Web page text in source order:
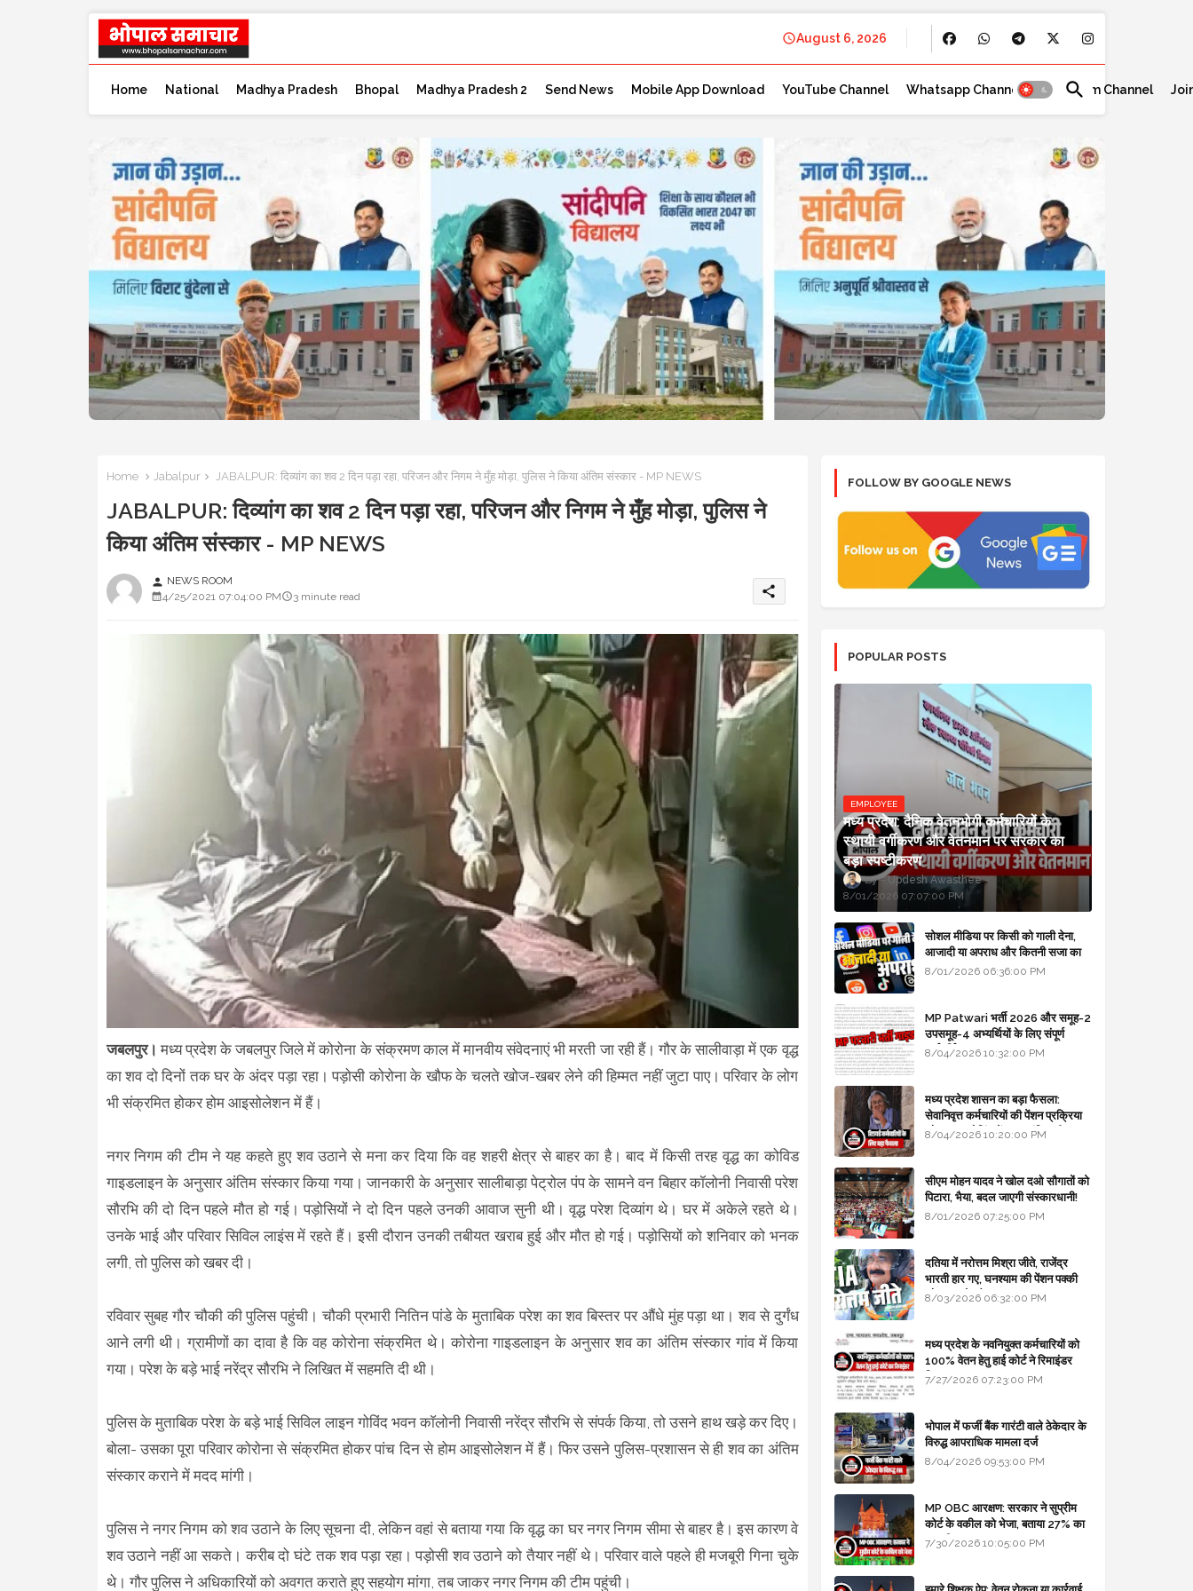
August 6, 2026
Home National Madhya Pradesh Bhopal Madhya Pradesh 2 Send News Mobile App Download YouTube Channel Whatsapp Channel Telegram Channel
Home Jabalpur JABALPUR: दिव्यांग का शव 2 दिन पड़ा रहा, परिजन और निगम ने मुँह मोड़ा, पुलिस ने किया अंतिम संस्कार - MP NEWS
JABALPUR: दिव्यांग का शव 2 दिन पड़ा रहा, परिजन और निगम ने मुँह मोड़ा, पुलिस ने
किया अंतिम संस्कार - MP NEWS
person NEWS ROOM
4/25/2021 07:04:00 PM
3 minute read share
जबलपुर। मध्य प्रदेश के जबलपुर जिले में कोरोना के संक्रमण काल में मानवीय संवेदनाएं भी मरती जा रही हैं। गौर के सालीवाड़ा में एक वृद्ध
का शव दो दिनों तक घर के अंदर पड़ा रहा। पड़ाेसी कोरोना के खौफ के चलते खोज-खबर लेने की हिम्मत नहीं जुटा पाए। परिवार के लोग
भी संक्रमित होकर होम आइसोलेशन में हैं।
नगर निगम की टीम ने यह कहते हुए शव उठाने से मना कर दिया कि वह शहरी क्षेत्र से बाहर का है। बाद में किसी तरह वृद्ध का कोविड
गाइडलाइन के अनुसार अंतिम संस्कार किया गया। जानकारी के अनुसार सालीबाड़ा पेट्रोल पंप के सामने वन बिहार कॉलोनी निवासी परेश
सौरभि की दो दिन पहले मौत हो गई। पड़ोसियों ने दो दिन पहले उनकी आवाज सुनी थी। वृद्ध परेश दिव्यांग थे। घर में अकेले रहते थे।
उनके भाई और परिवार सिविल लाइंस में रहते हैं। इसी दौरान उनकी तबीयत खराब हुई और मौत हो गई। पड़ोसियों को शनिवार को भनक
लगी, तो पुलिस को खबर दी।
रविवार सुबह गौर चौकी की पुलिस पहुंची। चौकी प्रभारी नितिन पांडे के मुताबिक परेश का शव बिस्तर पर औंधे मुंह पड़ा था। शव से दुर्गंध
आने लगी थी। ग्रामीणों का दावा है कि वह कोरोना संक्रमित थे। कोरोना गाइडलाइन के अनुसार शव का अंतिम संस्कार गांव में किया
गया। परेश के बड़े भाई नरेंद्र सौरभि ने लिखित में सहमति दी थी।
पुलिस के मुताबिक परेश के बड़े भाई सिविल लाइन गोविंद भवन काॅलोनी निवासी नरेंद्र सौरभि से संपर्क किया, तो उसने हाथ खड़े कर दिए।
बोला- उसका पूरा परिवार कोरोना से संक्रमित होकर पांच दिन से होम आइसोलेशन में हैं। फिर उसने पुलिस-प्रशासन से ही शव का अंतिम
संस्कार कराने में मदद मांगी।
पुलिस ने नगर निगम को शव उठाने के लिए सूचना दी, लेकिन वहां से बताया गया कि वृद्ध का घर नगर निगम सीमा से बाहर है। इस कारण वे
शव उठाने नहीं आ सकते। करीब दो घंटे तक शव पड़ा रहा। पड़ोसी शव उठाने को तैयार नहीं थे। परिवार वाले पहले ही मजबूरी गिना चुके
थे। गौर पुलिस ने अधिकारियों को अवगत कराते हुए सहयोग मांगा, तब जाकर नगर निगम की टीम पहुंची।
FOLLOW BY GOOGLE NEWS
POPULAR POSTS
EMPLOYEE
मध्य प्रदेश: दैनिक वेतनभोगी कर्मचारियों के
स्थायी वर्गीकरण और वेतनमान पर सरकार का
बड़ा स्पष्टीकरण
Updesh Awasthee
8/01/2026 07:07:00 PM
सोशल मीडिया पर किसी को गाली देना,
आजादी या अपराध और कितनी सजा का
प्रावधान - free legal advice
8/01/2026 06:36:00 PM
MP Patwari भर्ती 2026 और समूह-2
उपसमूह-4 अभ्यर्थियों के लिए संपूर्ण
मार्गदर्शिका
8/04/2026 10:32:00 PM
मध्य प्रदेश शासन का बड़ा फैसला:
सेवानिवृत्त कर्मचारियों की पेंशन प्रक्रिया
और बजट कोडिंग में हुए क्रांतिकारी
8/04/2026 10:20:00 PM
सीएम मोहन यादव ने खोल दओ सौगातों को
पिटारा, भैया, बदल जाएगी संस्कारधानी!
8/01/2026 07:25:00 PM
दतिया में नरोत्तम मिश्रा जीते, राजेंद्र
भारती हार गए, घनश्याम की पेंशन पक्की
और आशुतोष बैक टू...
8/03/2026 06:32:00 PM
मध्य प्रदेश के नवनियुक्त कर्मचारियों को
100% वेतन हेतु हाई कोर्ट ने रिमाइंडर
लिखा
7/27/2026 07:23:00 PM
भोपाल में फर्जी बैंक गारंटी वाले ठेकेदार के
विरुद्ध आपराधिक मामला दर्ज
8/04/2026 09:53:00 PM
MP OBC आरक्षण: सरकार ने सुप्रीम
कोर्ट के वकील को भेजा, बताया 27% का
कानूनी आधार
7/30/2026 10:05:00 PM